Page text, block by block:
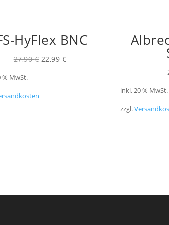
HyFlex BNC
27,90€ Ursprünglicher
22,99 €Aktueller
% MwSt.
inkl. 20 % MwSt.
zzgl.